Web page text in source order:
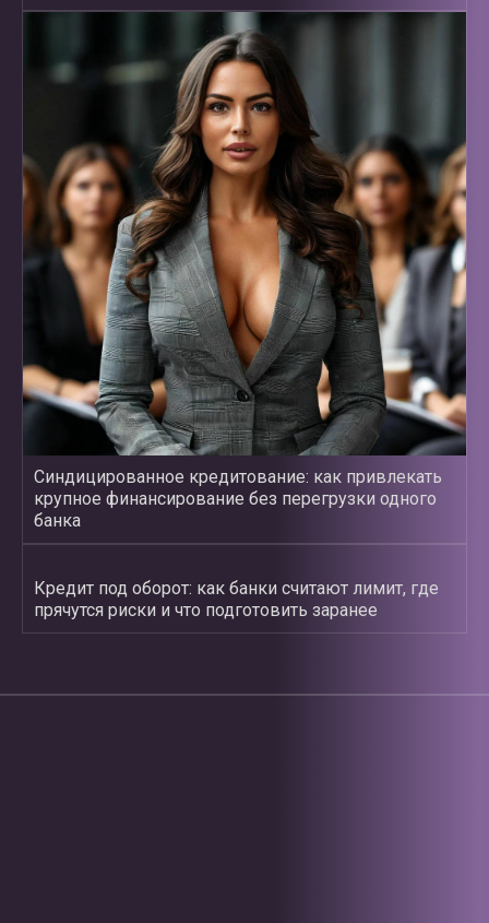
Синдицированное кредитование: как привлекать
крупное финансирование без перегрузки одного
банка
Кредит под оборот: как банки считают лимит, где
прячутся риски и что подготовить заранее